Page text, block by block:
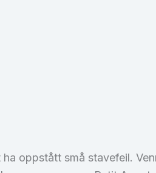
oppstått små stavefeil.